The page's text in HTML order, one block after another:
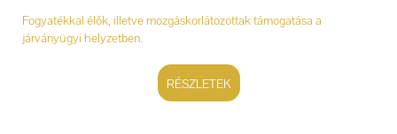
Fogyatékkal élők, illetve mozgáskorlátozottak támogatása a
járványügyi helyzetben.
RÉSZLETEK